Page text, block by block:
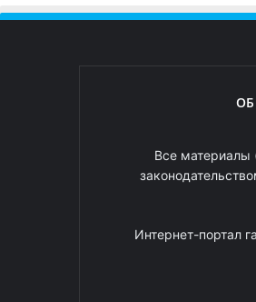
Все материалы
Интернет-портал